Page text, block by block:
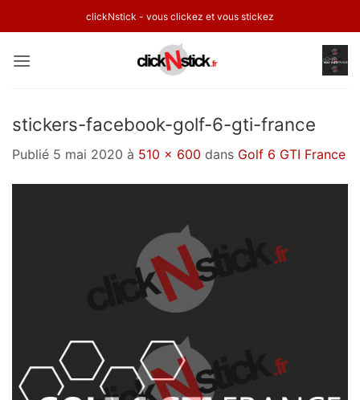
au
clickNstick - vous clickez et vous stickez
stickers-facebook-golf-6-gti-france
Publié 5 mai 2020 à 510 × 600 dans Golf 6 GTI France